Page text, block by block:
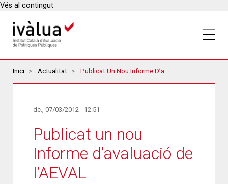
Vés al contingut
Breadcrumbs
Inici Actualitat Publicat Un Nou Informe D’avaluació De L’AEVAL
dc., 07/03/2012 - 12:51
Publicat un nou
Informe d’avaluació de
l’AEVAL